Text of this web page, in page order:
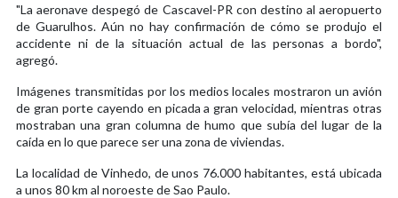
"La aeronave despegó de Cascavel-PR con destino al aeropuerto
de Guarulhos. Aún no hay confirmación de cómo se produjo el
accidente ni de la situación actual de las personas a bordo",
agregó.
Imágenes transmitidas por los medios locales mostraron un avión
de gran porte cayendo en picada a gran velocidad, mientras otras
mostraban una gran columna de humo que subía del lugar de la
caída en lo que parece ser una zona de viviendas.
La localidad de Vinhedo, de unos 76.000 habitantes, está ubicada
a unos 80 km al noroeste de Sao Paulo.